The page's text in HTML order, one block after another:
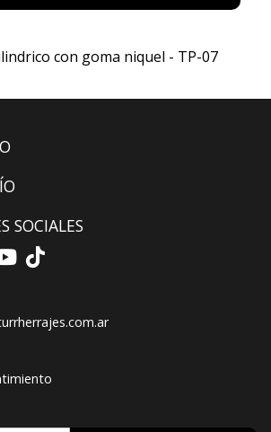
con goma niquel - TP-07
SOCIALES